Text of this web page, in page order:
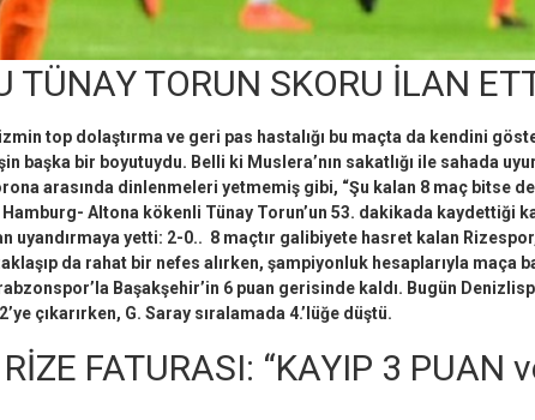
TÜNAY TORUN SKORU İLAN
top dolaştırma ve geri pas hastalığı bu maçta da kendini
başka bir boyutuydu. Belli ki Muslera’nın sakatlığı ile sahada
arasında dinlenmeleri yetmemiş gibi, “Şu kalan 8 maç bitse
Hamburg- Altona kökenli Tünay Torun’un 53. dakikada kaydettiği
uyandırmaya yetti: 2-0.. 8 maçtır galibiyete hasret kalan
da rahat bir nefes alırken, şampiyonluk hesaplarıyla maça
Başakşehir’in 6 puan gerisinde kaldı. Bugün
çıkarırken, G. Saray sıralamada 4.’lüğe düştü.
FATURASI: “KAYIP 3 PUAN